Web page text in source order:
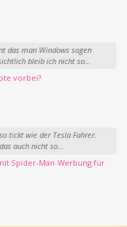
das man Windows sagen
bleib ich nicht so...
vorbei?
tickt wie der Tesla Fahrer.
auch nicht so...
Spider-Man-Werbung für